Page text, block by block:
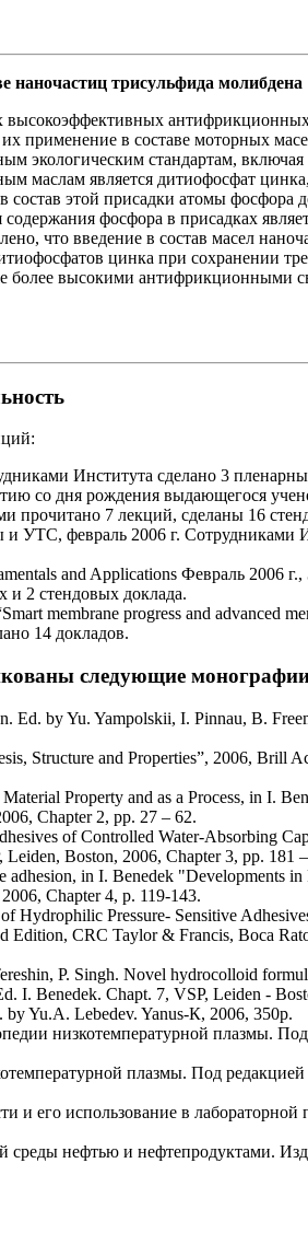
трисульфида молибдена
высокоэффективных
применение в составе моторных
экологическим стандартам, включая
маслам является дитиофосфат
этой присадки атомы фосфора
фосфора в присадках
что введение в состав масел
цинка при сохранении
более высокими антифрикционными
Института сделано 3
со дня рождения выдающегося
прочитано 7 лекций, сделаны 16
УТС, февраль 2006 г. Сотрудниками
and Applications Февраль 2006
и 2 стендовых доклада.
membrane progress and advanced
14 докладов.
следующие
Ed. by Yu. Yampolskii, I. Pinnau, B.
Structure and Properties”, 2006, Brill
Property and as a Process, in I.
Chapter 2, pp. 27 – 62.
of Controlled Water-Absorbing
Boston, 2006, Chapter 3, pp. 181
in I. Benedek "Developments in
Chapter 4, p. 119-143.
Hydrophilic Pressure- Sensitive
Edition, CRC Taylor & Francis, Boca
P. Singh. Novel hydrocolloid
I. Benedek. Chapt. 7, VSP, Leiden -
Yu.A. Lebedev. Yanus-К, 2006, 350p.
низкотемпературной плазмы.
плазмы. Под
его использование в лабораторной
нефтью и нефтепродуктами.